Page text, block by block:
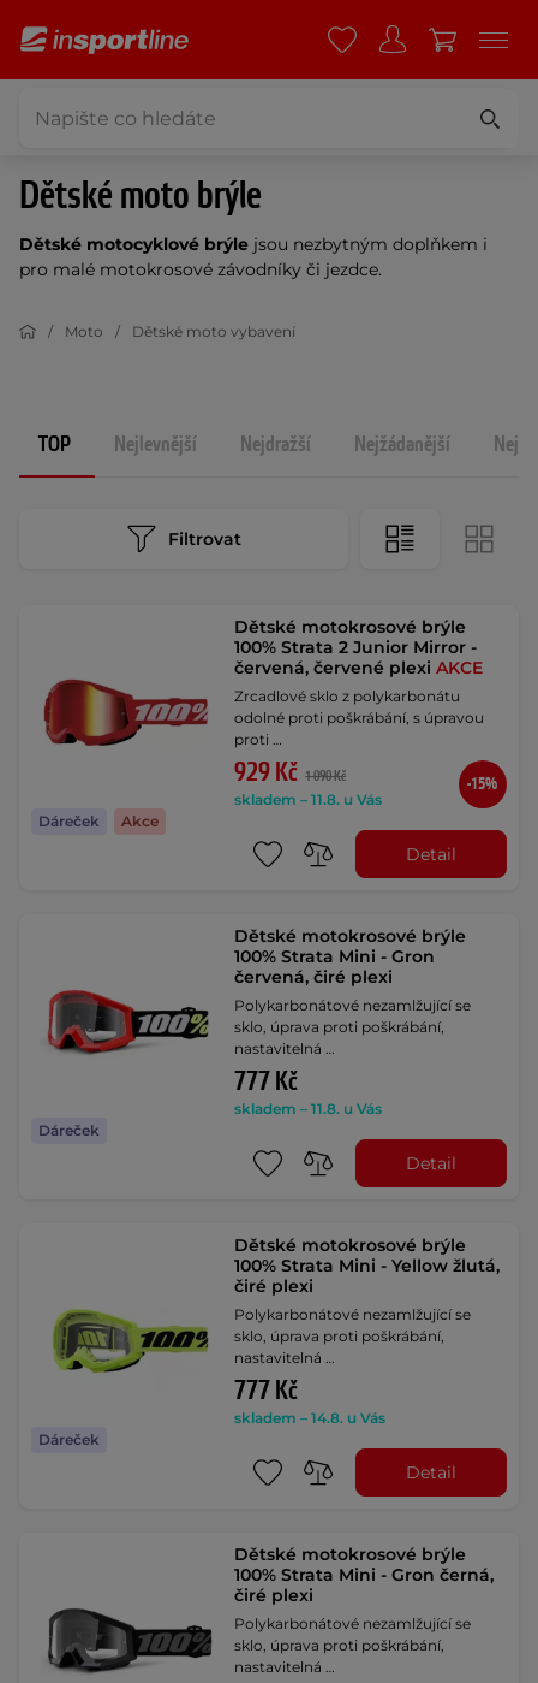
Dětské moto brýle
Dětské motocyklové brýle jsou nezbytným doplňkem i
pro malé motokrosové závodníky či jezdce.
Moto Dětské moto vybavení
TOP Nejlevnější Nejdražší Nejžádanější
Filtrovat
Dáreček Akce
Dětské motokrosové brýle
100% Strata 2 Junior Mirror -
červená, červené plexiAKCE
Zrcadlové sklo z polykarbonátu
odolné proti poškrábání, s úpravou
proti …
929 Kč 1 090 Kč
skladem – 11.8. u Vás
-15%
Detail
Dáreček
Dětské motokrosové brýle
100% Strata Mini - Gron
červená, čiré plexi
Polykarbonátové nezamlžující se
sklo, úprava proti poškrábání,
nastavitelná …
777 Kč
skladem – 11.8. u Vás
Detail
Dáreček
Dětské motokrosové brýle
100% Strata Mini - Yellow žlutá,
čiré plexi
Polykarbonátové nezamlžující se
sklo, úprava proti poškrábání,
nastavitelná …
777 Kč
skladem – 14.8. u Vás
Detail
Dětské motokrosové brýle
100% Strata Mini - Gron černá,
čiré plexi
Polykarbonátové nezamlžující se
sklo, úprava proti poškrábání,
nastavitelná …